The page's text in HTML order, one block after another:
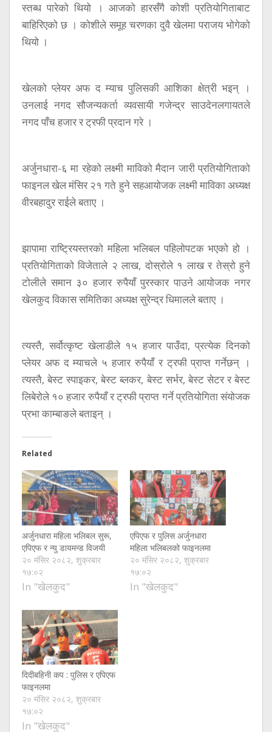
स्तब्ध पारेको थियो । आजको हारसँगै कोशी प्रतियोगिताबाट
बाहिरिएको छ । कोशीले समूह चरणका दुवै खेलमा पराजय भोगेको
थियो ।
खेलको प्लेयर अफ द म्याच पुलिसकी आशिका क्षेत्री भइन् ।
उनलाई नगद सौजन्यकर्ता व्यवसायी गजेन्द्र साउदेनलगायतले
नगद पाँच हजार र ट्रफी प्रदान गरे ।
अर्जुनधारा-६ मा रहेको लक्ष्मी माविको मैदान जारी प्रतियोगिताको
फाइनल खेल मंसिर २१ गते हुने सहआयोजक लक्ष्मी माविका अध्यक्ष
वीरबहादुर राईले बताए ।
झापामा राष्ट्रियस्तरको महिला भलिबल पहिलोपटक भएको हो ।
प्रतियोगिताको विजेताले २ लाख, दोस्रोले १ लाख र तेस्रो हुने
टोलीले समान ३० हजार रुपैयाँ पुरस्कार पाउने आयोजक नगर
खेलकुद विकास समितिका अध्यक्ष सुरेन्द्र धिमालले बताए ।
त्यस्तै, सर्वोत्कृष्ट खेलाडीले १५ हजार पाउँदा, प्रत्येक दिनको
प्लेयर अफ द म्याचले ५ हजार रुपैयाँ र ट्रफी प्राप्त गर्नेछन् ।
त्यस्तै, बेस्ट स्पाइकर, बेस्ट ब्लकर, बेस्ट सर्भर, बेस्ट सेटर र बेस्ट
लिबेरोले १० हजार रुपैयाँ र ट्रफी प्राप्त गर्ने प्रतियोगिता संयोजक
प्रभा काम्बाङले बताइन् ।
Related
अर्जुनधारा महिला भलिबल सुरू,
एपिएफ र न्यु डायमन्ड विजयी
२० मंसिर २०८२, शुक्रबार
१७:०२
In "खेलकुद"
एपिएफ र पुलिस अर्जुनधारा
महिला भलिबलको फाइनलमा
२० मंसिर २०८२, शुक्रबार
१७:०२
In "खेलकुद"
दिदीबहिनी कप : पुलिस र एपिएफ
फाइनलमा
२० मंसिर २०८२, शुक्रबार
१७:०२
In "खेलकुद"